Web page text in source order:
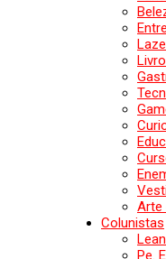
Arte
Colunistas
Pe.